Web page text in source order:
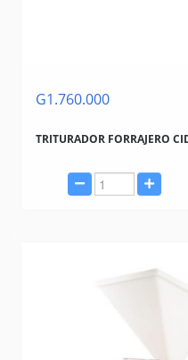
G1.760.000
TRITURADOR FORRAJERO